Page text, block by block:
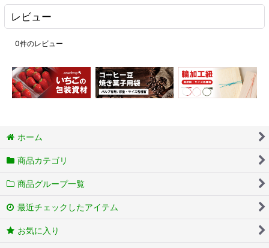
レビュー
0件のレビュー
ホーム
商品カテゴリ
商品グループ一覧
最近チェックしたアイテム
お気に入り